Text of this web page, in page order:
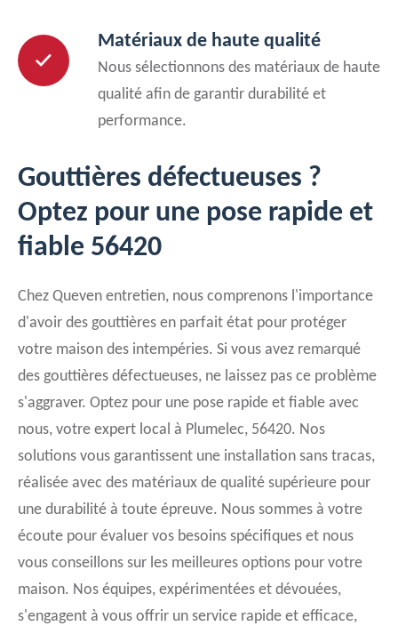
Matériaux de haute qualité
Nous sélectionnons des matériaux de haute
qualité afin de garantir durabilité et
performance.
Gouttières défectueuses ?
Optez pour une pose rapide et
fiable 56420
Chez Queven entretien, nous comprenons l'importance
d'avoir des gouttières en parfait état pour protéger
votre maison des intempéries. Si vous avez remarqué
des gouttières défectueuses, ne laissez pas ce problème
s'aggraver. Optez pour une pose rapide et fiable avec
nous, votre expert local à Plumelec, 56420. Nos
solutions vous garantissent une installation sans tracas,
réalisée avec des matériaux de qualité supérieure pour
une durabilité à toute épreuve. Nous sommes à votre
écoute pour évaluer vos besoins spécifiques et nous
vous conseillons sur les meilleures options pour votre
maison. Nos équipes, expérimentées et dévouées,
s'engagent à vous offrir un service rapide et efficace,